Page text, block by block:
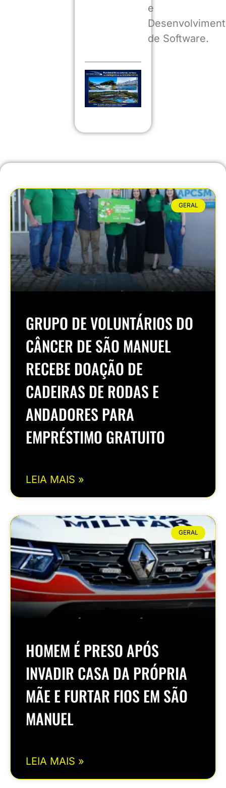
e
de Software.
GERAL
GRUPO DE VOLUNTÁRIOS DO
CÂNCER DE SÃO MANUEL
RECEBE DOAÇÃO DE
CADEIRAS DE RODAS E
ANDADORES PARA
EMPRÉSTIMO GRATUITO
LEIA MAIS »
GERAL
HOMEM É PRESO APÓS
INVADIR CASA DA PRÓPRIA
MÃE E FURTAR FIOS EM SÃO
MANUEL
LEIA MAIS »